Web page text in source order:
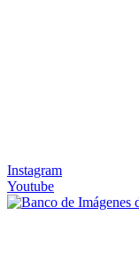
Instagram
Youtube